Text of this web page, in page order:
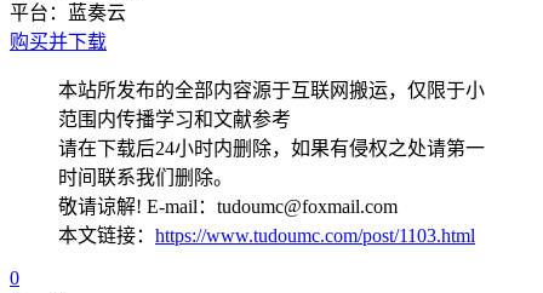
平台：
蓝奏云
购买并下载
本站所发布的全部内容源于互联网搬运，仅限于小
范围内传播学习和文献参考
请在下载后24小时内删除，如果有侵权之处请第一
时间联系我们删除。
敬请谅解! E-mail：tudoumc@foxmail.com
本文链接： https://www.tudoumc.com/post/1103.html
0